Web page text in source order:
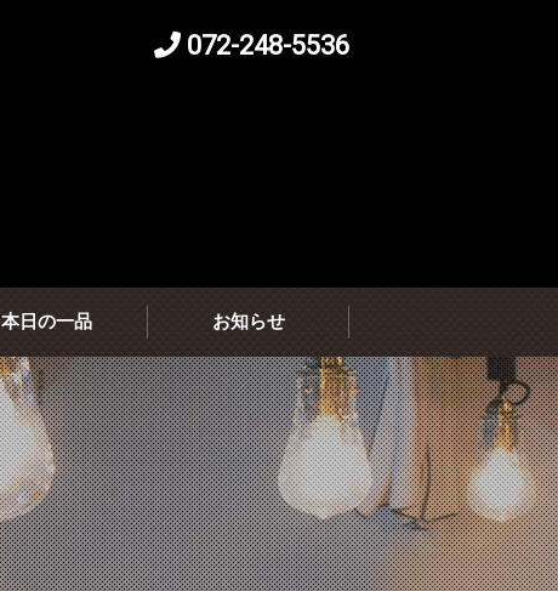
072-248-5536
本日の一品 お知らせ